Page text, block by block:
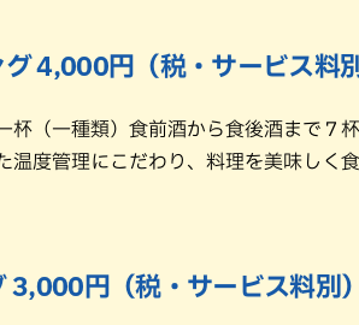
4,000円（税・サービス料別
杯（一種類）食前酒から食後酒まで７
温度管理にこだわり、料理を美味しく
3,000円（税・サービス料別）